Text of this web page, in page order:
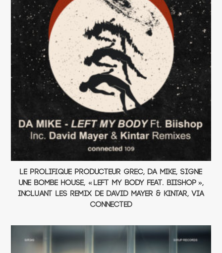
Le prolifique producteur grec, Da Mike, signe
une bombe house, « Left My Body Feat. Biishop »,
incluant les remix de David Mayer & Kintar, via
connected